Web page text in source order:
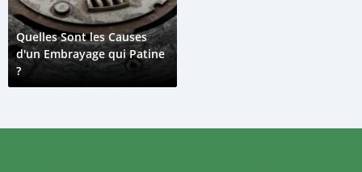
Quelles Sont les Causes
d'un Embrayage qui Patine
?